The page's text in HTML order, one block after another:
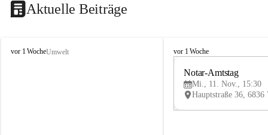
Aktuelle Beiträge
V
vor 1 WocheUmwelt
V
vor 1 Woche
Notar-Amtstag
Mi., 11. Nov., 15:30